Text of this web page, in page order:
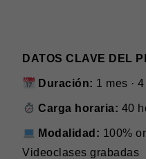
DATOS CLAVE DEL
Duración: 1 mes ·
Carga horaria: 40
Modalidad: 100%
Videoclases grabadas